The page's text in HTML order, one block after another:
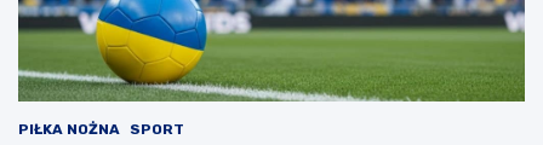
PIŁKA NOŻNA SPORT